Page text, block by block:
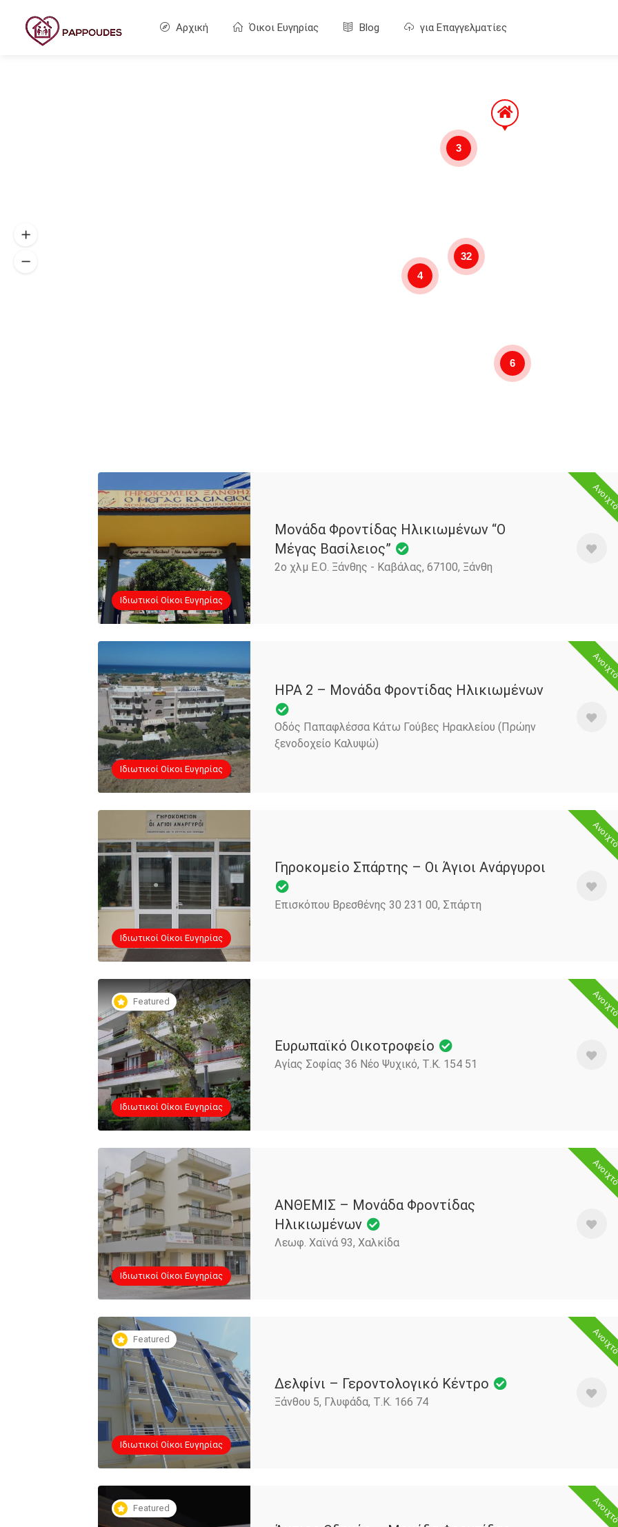
Αρχική Όικοι Ευγηρίας Blog για Επαγγελματίες
3
6
4
32
Iδιωτικοί Οίκοι Ευγηρίας
Μονάδα Φροντίδας Ηλικιωμένων “Ο
Μέγας Βασίλειος”
2ο χλμ Ε.Ο. Ξάνθης - Καβάλας, 67100, Ξάνθη
Iδιωτικοί Οίκοι Ευγηρίας
ΗΡΑ 2 – Μονάδα Φροντίδας Ηλικιωμένων
Οδός Παπαφλέσσα Κάτω Γούβες Ηρακλείου (Πρώην
ξενοδοχείο Καλυψώ)
Iδιωτικοί Οίκοι Ευγηρίας
Γηροκομείο Σπάρτης – Οι Άγιοι Ανάργυροι
Επισκόπου Βρεσθένης 30 231 00, Σπάρτη
Featured
Iδιωτικοί Οίκοι Ευγηρίας
Ευρωπαϊκό Οικοτροφείο
Αγίας Σοφίας 36 Νέο Ψυχικό, Τ.Κ. 154 51
Iδιωτικοί Οίκοι Ευγηρίας
ΑΝΘΕΜΙΣ – Μονάδα Φροντίδας
Ηλικιωμένων
Λεωφ. Χαϊνά 93, Χαλκίδα
Featured
Iδιωτικοί Οίκοι Ευγηρίας
Δελφίνι – Γεροντολογικό Κέντρο
Ξάνθου 5, Γλυφάδα, Τ.Κ. 166 74
Featured